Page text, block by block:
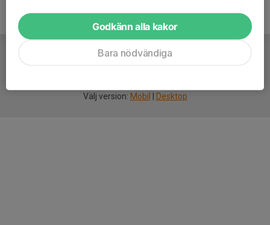
Välj version: Mobil Desktop
Godkänn alla kakor
Bara nödvändiga